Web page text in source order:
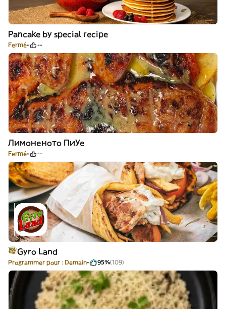
Pancake by special recipe
Fermé --
Лимоненото ПиУе
Fermé --
Gyro Land
Programmer pour : Demain 95%(109)